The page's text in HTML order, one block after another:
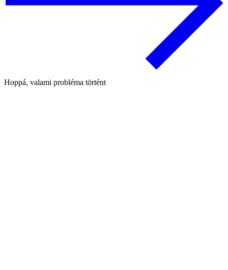
Hoppá, valami probléma történt